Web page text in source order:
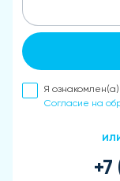
Я ознакомлен(а)
Согласие на